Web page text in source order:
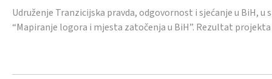
Udruženje Tranzicijska pravda, odgovornost i sjećanje u BiH,
“Mapiranje logora i mjesta zatočenja u BiH”. Rezultat